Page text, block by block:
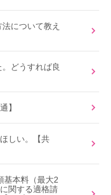
について教え
どうすれば良
】
しい。【共
基本料（最大2
関する適格請